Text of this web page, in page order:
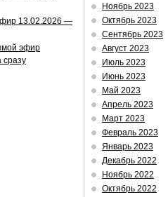
13.02.2026 —
эфир
Ноябрь 2023
Октябрь 2023
Сентябрь 2023
Август 2023
Июль 2023
Июнь 2023
Май 2023
Апрель 2023
Март 2023
Февраль 2023
Январь 2023
Декабрь 2022
Ноябрь 2022
Октябрь 2022